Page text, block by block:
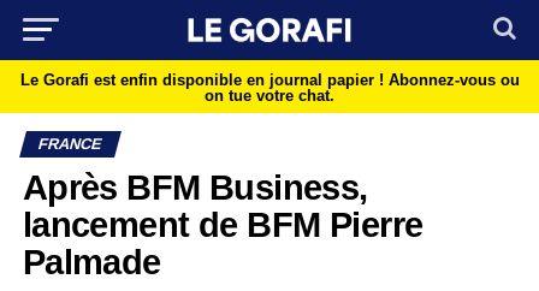
Le Gorafi est enfin disponible en journal papier ! Abonnez-vous ou
on tue votre chat.
FRANCE
Après BFM Business,
lancement de BFM Pierre
Palmade